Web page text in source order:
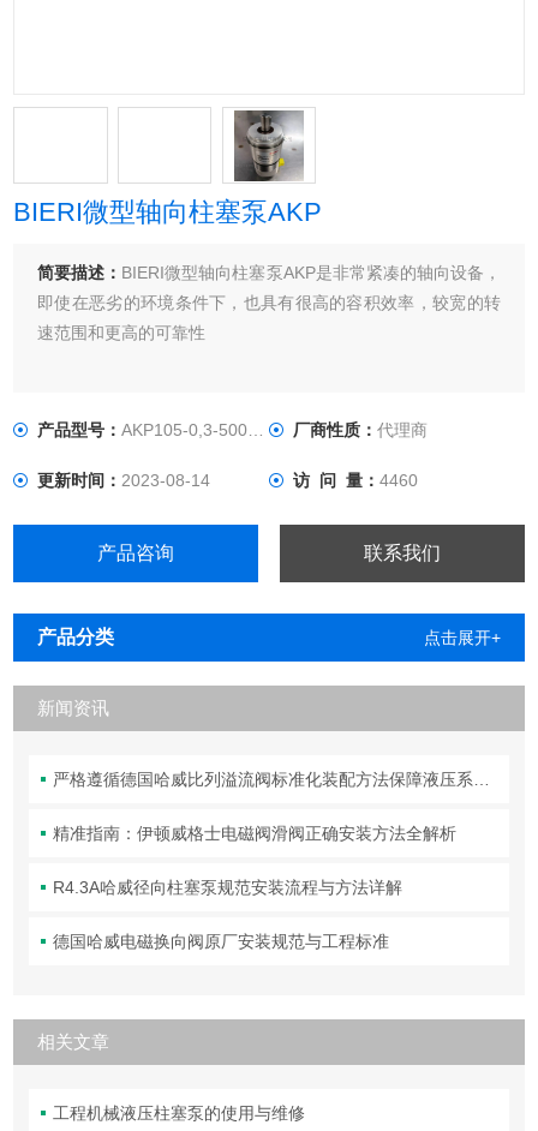
BIERI微型轴向柱塞泵AKP
简要描述： BIERI微型轴向柱塞泵AKP是非常紧凑的轴向设备，
即使在恶劣的环境条件下，也具有很高的容积效率，较宽的转
速范围和更高的可靠性
产品型号：AKP105-0,3-500-V-A*00 厂商性质： 代理商
更新时间：2023-08-14 访 问 量： 4460
产品咨询 联系我们
产品分类 点击展开+
新闻资讯
严格遵循德国哈威比列溢流阀标准化装配方法保障液压系统压力调控精准可靠
精准指南：伊顿威格士电磁阀滑阀正确安装方法全解析
R4.3A哈威径向柱塞泵规范安装流程与方法详解
德国哈威电磁换向阀原厂安装规范与工程标准
相关文章
工程机械液压柱塞泵的使用与维修